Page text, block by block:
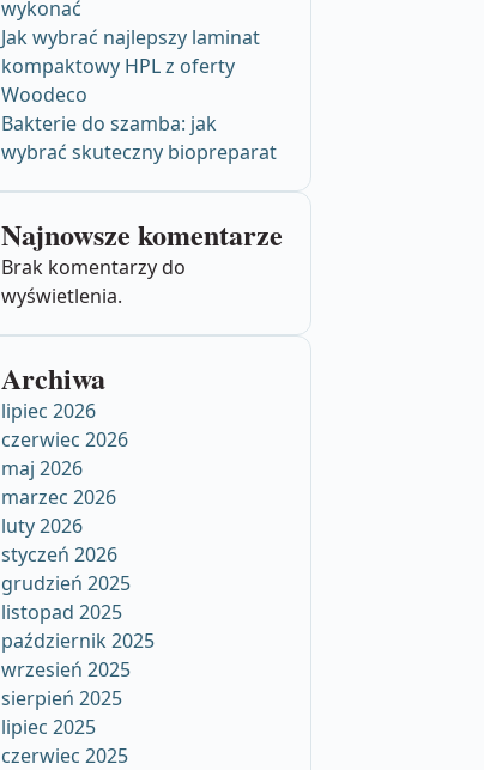
wykonać
Jak wybrać najlepszy laminat
kompaktowy HPL z oferty
Woodeco
Bakterie do szamba: jak
wybrać skuteczny biopreparat
Najnowsze komentarze
Brak komentarzy do
wyświetlenia.
Archiwa
lipiec 2026
czerwiec 2026
maj 2026
marzec 2026
luty 2026
styczeń 2026
grudzień 2025
listopad 2025
październik 2025
wrzesień 2025
sierpień 2025
lipiec 2025
czerwiec 2025